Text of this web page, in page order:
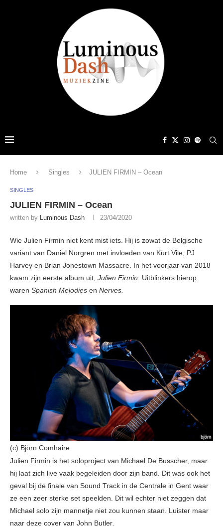
Home Singles JULIEN FIRMIN – Ocean
SINGLES
JULIEN FIRMIN – Ocean
written by Luminous Dash 23/04/2020
Wie Julien Firmin niet kent mist iets. Hij is zowat de Belgische
variant van Daniel Norgren met invloeden van Kurt Vile, PJ
Harvey en Brian Jonestown Massacre. In het voorjaar van 2018
kwam zijn eerste album uit, Julien Firmin. Uitblinkers hierop
waren Spanish Melodies en Nerves.
(c) Björn Comhaire
Julien Firmin is het soloproject van Michael De Busscher, maar
hij laat zich live vaak begeleiden door zijn band. Dit was ook het
geval bij de finale van Sound Track in de Centrale in Gent waar
ze een zeer sterke set speelden. Dit wil echter niet zeggen dat
Michael solo zijn mannetje niet zou kunnen staan. Luister maar
naar deze cover van John Butler.